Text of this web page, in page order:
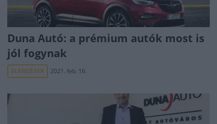
Duna Autó: a prémium autók most is
jól fogynak
ELEMZÉSEK 2021. feb. 16.